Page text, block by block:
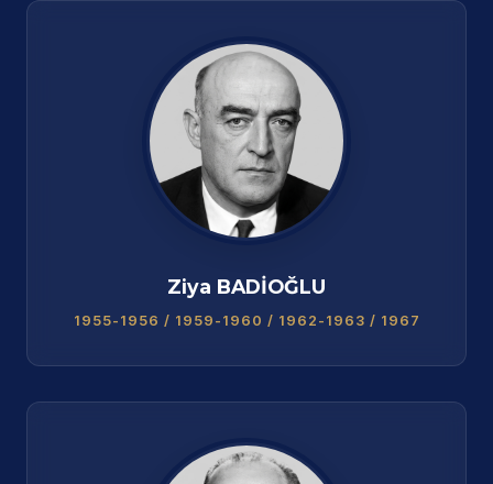
Ziya BADİOĞLU
1955-1956 / 1959-1960 / 1962-1963 / 1967